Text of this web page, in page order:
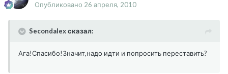
Опубликовано 26 апреля, 2010
Secondalex сказал:
Ага!Спасибо!Значит,надо идти и попросить переставить?